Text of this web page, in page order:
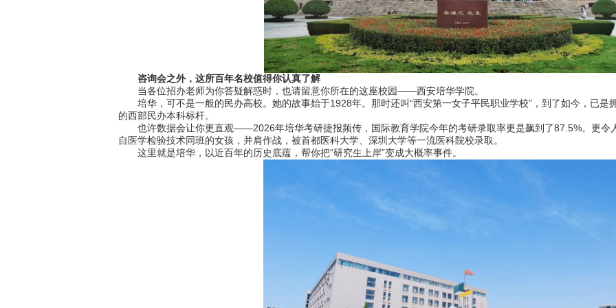
咨询会之外，这所百年名校值得你认真了解
当各位招办老师为你答疑解惑时，也请留意你所在的这座校园——西安培华学院。
培华，可不是一般的民办高校。她的故事始于1928年。那时还叫“西安第一女子平民职业学校”，到了如今，已是
的西部民办本科标杆。
也许数据会让你更直观——2026年培华考研捷报频传，国际教育学院今年的考研录取率更是飙到了87.5%。更令
自医学检验技术同班的女孩，并肩作战，被首都医科大学、深圳大学等一流医科院校录取。
这里就是培华，以近百年的历史底蕴，帮你把“研究生上岸”变成大概率事件。